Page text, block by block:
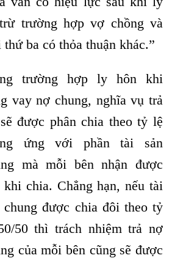
trường hợp vợ chồng và
ba có thỏa thuận khác.”
trường hợp ly hôn khi
vay nợ chung, nghĩa vụ trả
được phân chia theo tỷ lệ
ứng với phần tài sản
mà mỗi bên nhận được
khi chia. Chẳng hạn, nếu tài
chung được chia đôi theo tỷ
50 thì trách nhiệm trả nợ
của mỗi bên cũng sẽ được